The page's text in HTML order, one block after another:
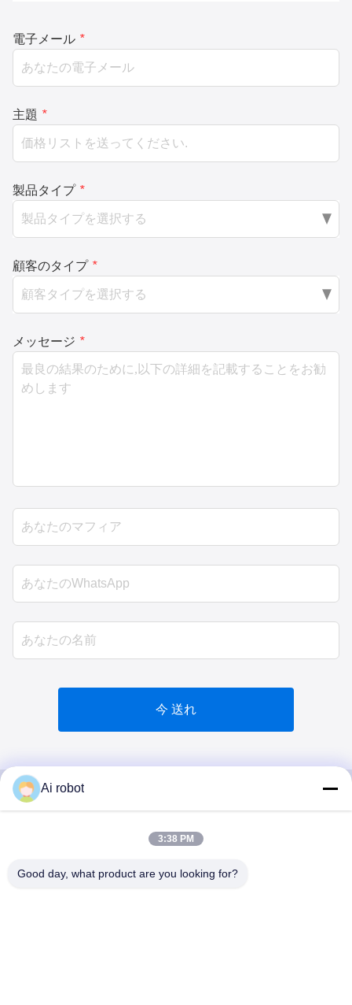
電子メール *
主題 *
製品タイプ *
顧客のタイプ *
メッセージ *
今 送れ
LABORATORY
Ai robot
3:38 PM
Good day, what product are you looking for?